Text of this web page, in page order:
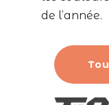
de l’année.